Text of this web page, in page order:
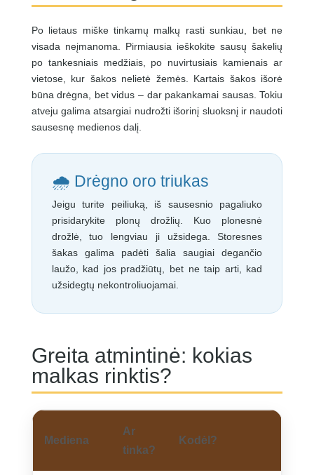
Po lietaus miške tinkamų malkų rasti sunkiau, bet ne
visada neįmanoma. Pirmiausia ieškokite sausų šakelių
po tankesniais medžiais, po nuvirtusiais kamienais ar
vietose, kur šakos nelietė žemės. Kartais šakos išorė
būna drėgna, bet vidus – dar pakankamai sausas. Tokiu
atveju galima atsargiai nudrožti išorinį sluoksnį ir naudoti
sausesnę medienos dalį.
🌧️ Drėgno oro triukas
Jeigu turite peiliuką, iš sausesnio pagaliuko
prisidarykite plonų drožlių. Kuo plonesnė
drožlė, tuo lengviau ji užsidega. Storesnes
šakas galima padėti šalia saugiai degančio
laužo, kad jos pradžiūtų, bet ne taip arti, kad
užsidegtų nekontroliuojamai.
Greita atmintinė: kokias
malkas rinktis?
Mediena
Ar
tinka?
Kodėl?